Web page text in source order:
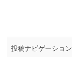
投稿ナビゲーション